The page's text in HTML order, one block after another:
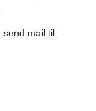
send mail til